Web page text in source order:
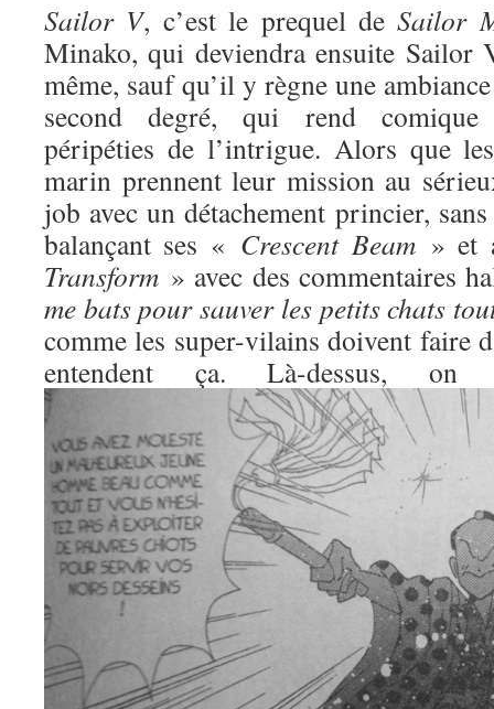
Sailor V, c’est le prequel deSailor
Minako, qui deviendra ensuite Sailor
même, sauf qu’il y règne une
second degré, qui rend comique
péripéties de l’intrigue. Alors que
marin prennent leur mission au
job avec un détachement princier,
balançant ses « Crescent Beam» et
Transform » avec des commentaires
me bats pour sauver les petits chats
comme les super-vilains doivent faire
entendent ça. Là-dessus,